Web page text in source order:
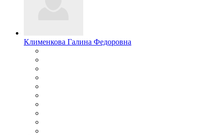
Клименкова Галина Федоровна